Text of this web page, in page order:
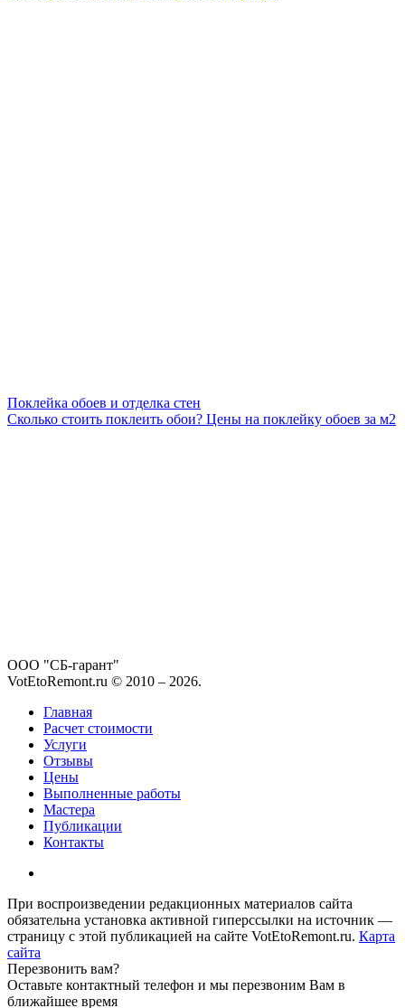
Поклейка обоев и отделка стен
Сколько стоить поклеить обои? Цены на поклейку обоев за м2
ООО "СБ-гарант"
VotEtoRemont.ru © 2010 – 2026.
Главная
Расчет стоимости
Услуги
Отзывы
Цены
Выполненные работы
Мастера
Публикации
Контакты
При воспроизведении редакционных материалов сайта
обязательна установка активной гиперссылки на источник —
страницу с этой публикацией на сайте VotEtoRemont.ru. Карта
сайта
Перезвонить вам?
Оставьте контактный телефон и мы перезвоним Вам в
ближайшее время